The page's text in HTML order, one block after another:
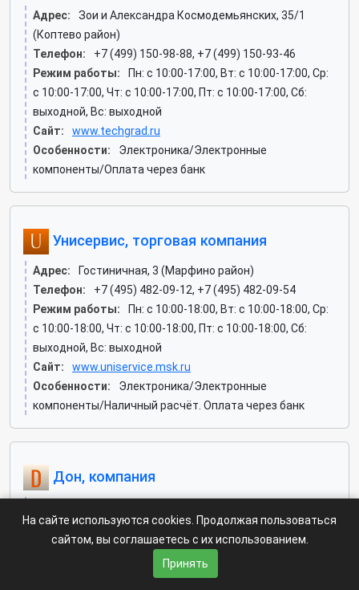
Адрес:
Зои и Александра Космодемьянских, 35/1
(Коптево район)
Телефон:
+7 (499) 150-98-88, +7 (499) 150-93-46
Режим работы:
Пн: c 10:00-17:00, Вт: c 10:00-17:00, Ср:
c 10:00-17:00, Чт: c 10:00-17:00, Пт: c 10:00-17:00, Сб:
выходной, Вс: выходной
Сайт:
www.techgrad.ru
Особенности:
Электроника/Электронные
компоненты/Оплата через банк
Унисервис, торговая компания
Адрес:
Гостиничная, 3 (Марфино район)
Телефон:
+7 (495) 482-09-12, +7 (495) 482-09-54
Режим работы:
Пн: c 10:00-18:00, Вт: c 10:00-18:00, Ср:
c 10:00-18:00, Чт: c 10:00-18:00, Пт: c 10:00-18:00, Сб:
выходной, Вс: выходной
Сайт:
www.uniservice.msk.ru
Особенности:
Электроника/Электронные
компоненты/Наличный расчёт. Оплата через банк
Дон, компания
район)
Телефон:
+7 (495) 225-48-33, +7 (495) 225-48-32, +7
На сайте используются cookies. Продолжая пользоваться
сайтом, вы соглашаетесь с их использованием.
Принять